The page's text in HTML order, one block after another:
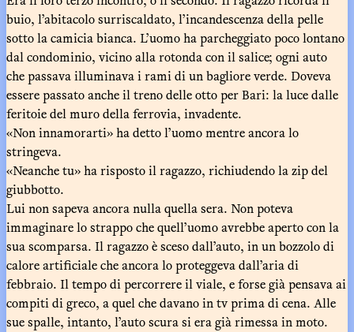
buio, l’abitacolo surriscaldato, l’incandescenza della pelle
sotto la camicia bianca. L’uomo ha parcheggiato poco lontano
dal condominio, vicino alla rotonda con il salice; ogni auto
che passava illuminava i rami di un bagliore verde. Doveva
essere passato anche il treno delle otto per Bari: la luce dalle
feritoie del muro della ferrovia, invadente.
«Non innamorarti» ha detto l’uomo mentre ancora lo
stringeva.
«Neanche tu» ha risposto il ragazzo, richiudendo la zip del
giubbotto.
Lui non sapeva ancora nulla quella sera. Non poteva
immaginare lo strappo che quell’uomo avrebbe aperto con la
sua scomparsa. Il ragazzo è sceso dall’auto, in un bozzolo di
calore artificiale che ancora lo proteggeva dall’aria di
febbraio. Il tempo di percorrere il viale, e forse già pensava ai
compiti di greco, a quel che davano in tv prima di cena. Alle
sue spalle, intanto, l’auto scura si era già rimessa in moto.